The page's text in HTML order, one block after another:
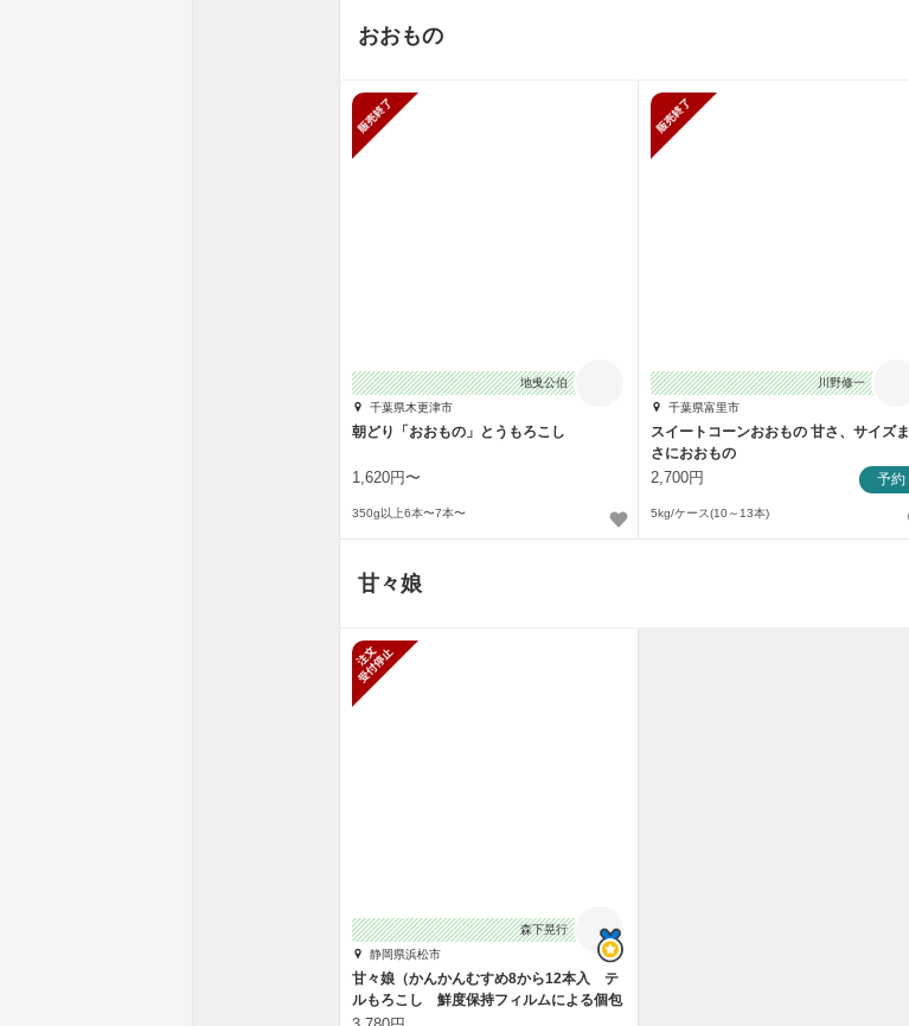
おおもの
地曵公伯
千葉県木更津市
朝どり「おおもの」とうもろこし
1,620円〜
350g以上6本〜7本〜
川野修一
千葉県富里市
スイートコーンおおもの 甘さ、サイズま
さにおおもの
2,700円 予約
5kg/ケース(10～13本)
甘々娘
森下晃行
静岡県浜松市
甘々娘（かんかんむすめ8から12本入 テ
ルもろこし 鮮度保持フィルムによる個包
装